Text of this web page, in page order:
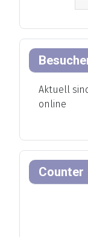
Aktuell
online
Counter